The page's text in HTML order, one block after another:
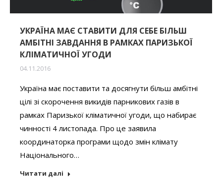
УКРАЇНА МАЄ СТАВИТИ ДЛЯ СЕБЕ БІЛЬШ
АМБІТНІ ЗАВДАННЯ В РАМКАХ ПАРИЗЬКОЇ
КЛІМАТИЧНОЇ УГОДИ
04.11.2016
Україна має поставити та досягнути більш амбітні
цілі зі скорочення викидів парникових газів в
рамках Паризької кліматичної угоди, що набирає
чинності 4 листопада. Про це заявила
координаторка програми щодо змін клімату
Національного…
Читати далі